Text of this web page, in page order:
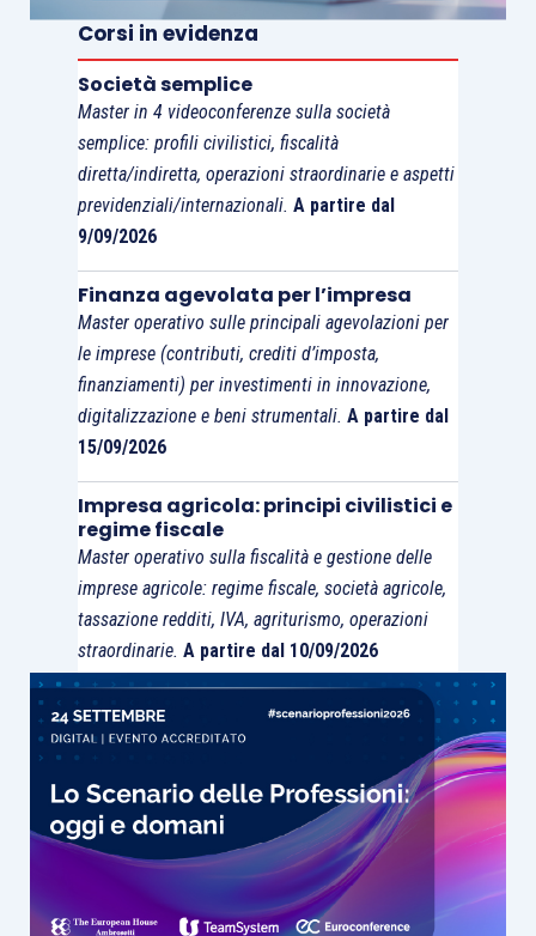
misura pari al20%della spesa sostenuta per
l’acquisto del gas, consumato nel
trimestre 2022, per usi energetici diversi da
quelli termoelettrici,in caso di incremento
significativo del prezzo di riferimento del gas
naturale,calcolato come media riferita al primo
trimestre 2022 dei prezzi di riferimento
pubblicati dal Gestore dei mercati energetici
(GME),superiore al 30% del corrispondente
prezzo medio riferito al primo trimestre 2019.
Le principalicaratteristiche dei crediti
d’imposta per acquisto di energia elettrica e
gas naturalesono similari:
utilizzo esclusivo
sensi dell’ articolo 17 D. Lgs. 241/1997
crediti per “imprese energivore” e
“imprese gasivore” sono utilizzabili entro
il 31.12.2022) confacoltà di cessione
solo per interosecondo le regole dei
bonus edilizi, ai sensi degli
articoli 3,4e
9, D.L. 21/2022
disapplicazione dei limiti generali di
compensazione;
irrilevanza fiscaledei relativi contributi;
cumulabilitàcon agevolazioni aventi a
Corsi in evidenza
Società semplice
Master in 4 videoconferenze sulla società
semplice: profili civilistici, fiscalità
diretta/indiretta, operazioni straordinarie e aspetti
previdenziali/internazionali. A partire dal
9/09/2026
Finanza agevolata per l’impresa
Master operativo sulle principali agevolazioni per
le imprese (contributi, crediti d’imposta,
finanziamenti) per investimenti in innovazione,
digitalizzazione e beni strumentali. A partire dal
15/09/2026
Impresa agricola: principi civilistici e
regime fiscale
Master operativo sulla fiscalità e gestione delle
imprese agricole: regime fiscale, società agricole,
tassazione redditi, IVA, agriturismo, operazioni
straordinarie. A partire dal 10/09/2026